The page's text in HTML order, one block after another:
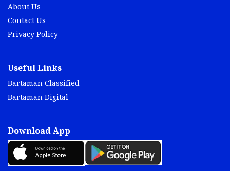
About Us
Contact Us
Privacy Policy
Useful Links
Bartaman Classified
Bartaman Digital
Download App